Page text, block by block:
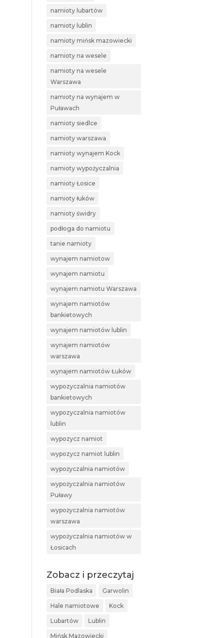
namioty lubartów
namioty lublin
namioty mińsk mazowiecki
namioty na wesele
namioty na wesele
Warszawa
namioty na wynajem w
Puławach
namioty siedlce
namioty warszawa
namioty wynajem Kock
namioty wypożyczalnia
namioty Łosice
namioty łuków
namioty świdry
podłoga do namiotu
tanie namioty
wynajem namiotow
wynajem namiotu
wynajem namiotu Warszawa
wynajem namiotów
bankietowych
wynajem namiotów lublin
wynajem namiotów
warszawa
wynajem namiotów Łuków
wypozyczalnia namiotów
bankietowych
wypozyczalnia namiotów
lublin
wypozycz namiot
wypozycz namiot lublin
wypożyczalnia namiotów
wypożyczalnia namiotów
Puławy
wypożyczalnia namiotów
warszawa
wypożyczalnia namiotów w
Łosicach
Zobacz i przeczytaj
Biała Podlaska Garwolin
Hale namiotowe Kock
Lubartów Lublin
Mińsk Mazowiecki